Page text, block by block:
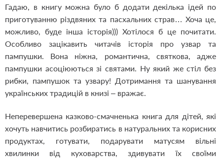
Гадаю, в книгу можна було б додати декілька ідей по
приготуванню різдвяних та пасхальних страв… Хоча це,
можливо, буде інша історія))) Хотілося б це почитати.
Особливо зацікавить читачів історія про узвар та
пампушки. Вона ніжна, романтична, святкова, адже
пампушки асоціюються зі святами. Ну який же стіл без
рибки, пампушок та узвару! Дотримання та шанування
українських традицій в книзі – вражає.
Неперевершена казково-смачненька книга для дітей, які
хочуть навчитись розбиратись в натуральних та корисних
продуктах, готувати, подарувати матусям вільні
хвилинки від куховарства, здивувати їх своїми